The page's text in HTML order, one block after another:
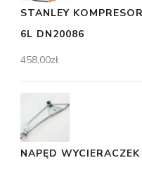
STANLEY
6L DN20086
458,00zł
NAPĘD